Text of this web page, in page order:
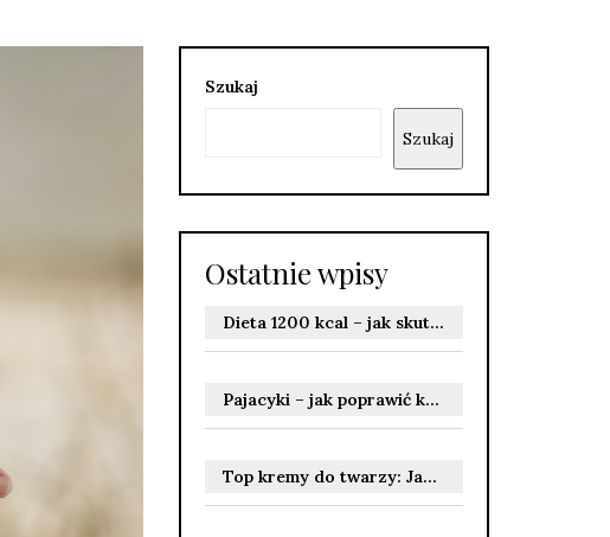
Szukaj
Szukaj
Ostatnie wpisy
Dieta 1200 kcal – jak skutecznie schudnąć i uniknąć ryzyka?
Pajacyki – jak poprawić kondycję i spalić kalorie?
Top kremy do twarzy: Jak wybrać idealny produkt dla siebie?